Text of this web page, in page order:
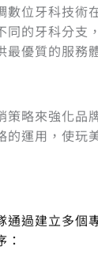
位牙科技術
的牙科分支
優質的服務
略來強化品
運用，使玩
過建立多個